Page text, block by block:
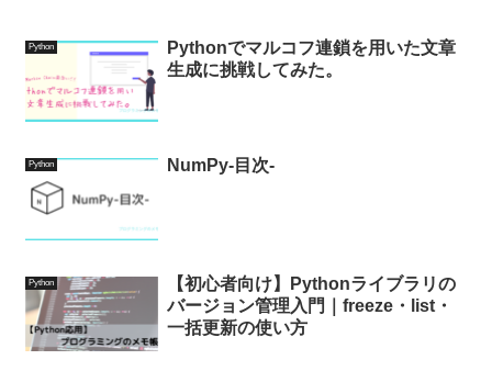
Python
Pythonでマルコフ連鎖を用いた文章
生成に挑戦してみた。
Python NumPy-目次-
Python
【初心者向け】Pythonライブラリの
バージョン管理入門｜freeze・list・
一括更新の使い方